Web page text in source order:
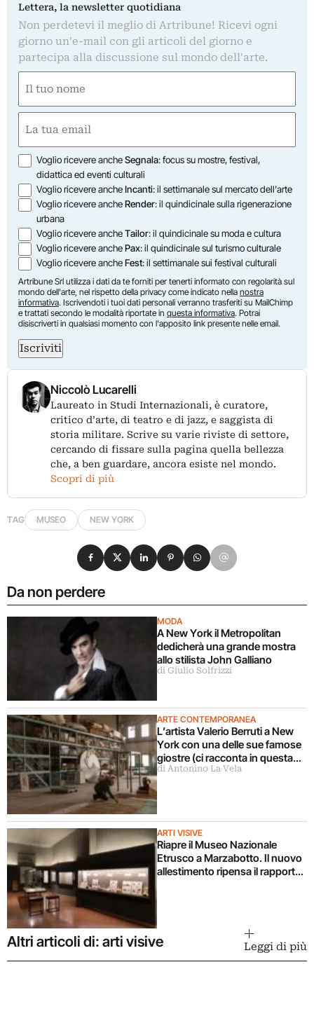
Lettera, la newsletter quotidiana
Non perdetevi il meglio di Artribune! Ricevi ogni
giorno un'e-mail con gli articoli del giorno e
partecipa alla discussione sul mondo dell'arte.
(Required)
First
(Required)
Opzioni
Voglio ricevere ancheSegnala: focus su mostre, festival,
didattica ed eventi culturali
Voglio ricevere ancheIncanti: il settimanale sul mercato dell'arte
Voglio ricevere ancheRender: il quindicinale sulla rigenerazione
urbana
Voglio ricevere ancheTailor: il quindicinale su moda e cultura
Voglio ricevere anchePax: il quindicinale sul turismo culturale
Voglio ricevere ancheFest: il settimanale sui festival culturali
Artribune Srl utilizza i dati da te forniti per tenerti informato con regolarità sul
mondo dell'arte, nel rispetto della privacy come indicato nella nostra
informativa. Iscrivendoti i tuoi dati personali verranno trasferiti su MailChimp
e trattati secondo le modalità riportate in questa informativa. Potrai
disiscriverti in qualsiasi momento con l'apposito link presente nelle email.
Iscriviti
Niccolò Lucarelli
Laureato in Studi Internazionali, è curatore,
critico d’arte, di teatro e di jazz, e saggista di
storia militare. Scrive su varie riviste di settore,
cercando di fissare sulla pagina quella bellezza
che, a ben guardare, ancora esiste nel mondo.
Scopri di più
TAG MUSEO NEW YORK
Da non perdere
MODA
A New York il Metropolitan
dedicherà una grande mostra
allo stilista John Galliano
di Giulio Solfrizzi
ARTE CONTEMPORANEA
L’artista Valerio Berruti a New
York con una delle sue famose
giostre (ci racconta in questa
intervista)
di Antonino La Vela
ARTI VISIVE
Riapre il Museo Nazionale
Etrusco a Marzabotto. Il nuovo
allestimento ripensa il rapporto
Condividi su Facebook
Condividi su X
Condividi su LinkedIn
Condividi su Pinterest
Condividi su WhatsApp
Condividi su Email
Altri articoli di: arti visive Leggi di più